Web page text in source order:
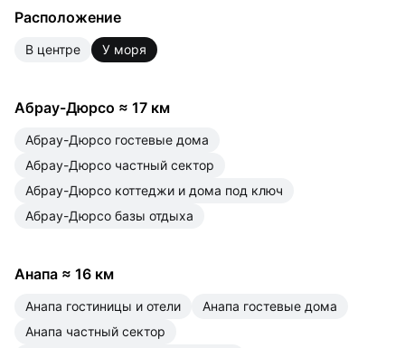
Расположение
в центре у моря
Абрау-Дюрсо ≈ 17 км
Абрау-Дюрсо гостевые дома
Абрау-Дюрсо частный сектор
Абрау-Дюрсо коттеджи и дома под ключ
Абрау-Дюрсо базы отдыха
Анапа ≈ 16 км
Анапа гостиницы и отели
Анапа гостевые дома
Анапа частный сектор